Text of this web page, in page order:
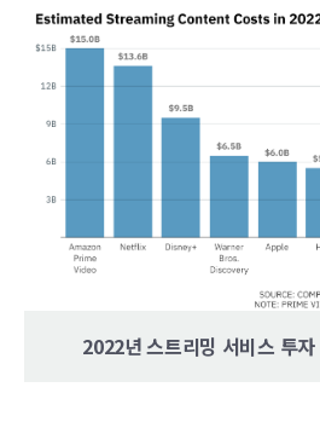
2022년 스트리밍 서비스 투